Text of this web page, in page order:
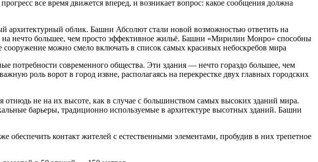
все время движется вперед, и возникает вопрос: какое сообщения должна
облик. Башни Абсолют стали новой возможностью ответить на
на нечто большее, чем просто эффективное жильё. Башни «Мирилин Монро» способны
можно смело включать в список самых красивых небоскребов мира
потребности современного общества. Эти здания — нечто гораздо большее, чем
роль ворот в город извне, располагаясь на перекрестке двух главных городских
отнюдь не на их высоте, как в случае с большинством самых высоких зданий мира.
барьеры, традиционно используемые в архитектуре высотных зданий. Башни
контакт жителей с естественными элементами, пробудив в них трепетное